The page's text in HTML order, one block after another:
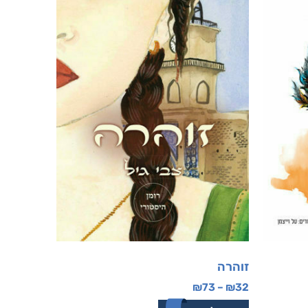
זוהרה
₪32
–
₪73